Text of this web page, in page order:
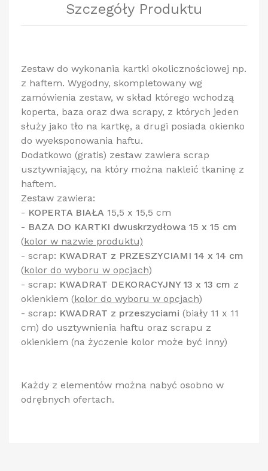
Szczegóły Produktu
Zestaw do wykonania kartki okolicznościowej np.
z haftem. Wygodny, skompletowany wg
zamówienia zestaw, w skład którego wchodzą
koperta, baza oraz dwa scrapy, z których jeden
służy jako tło na kartkę, a drugi posiada okienko
do wyeksponowania haftu.
Dodatkowo (gratis) zestaw zawiera scrap
usztywniający, na który można nakleić tkaninę z
haftem.
Zestaw zawiera:
- KOPERTA BIAŁA 15,5 x 15,5 cm
- BAZA DO KARTKI dwuskrzydłowa 15 x 15 cm
(kolor w nazwie produktu)
- scrap: KWADRAT z PRZESZYCIAMI 14 x 14 cm
(kolor do wyboru w opcjach)
- scrap: KWADRAT DEKORACYJNY 13 x 13 cm z
okienkiem (kolor do wyboru w opcjach)
- scrap: KWADRAT z przeszyciami (biały 11 x 11
cm) do usztywnienia haftu oraz scrapu z
okienkiem (na życzenie kolor może być inny)
Każdy z elementów można nabyć osobno w
odrębnych ofertach.